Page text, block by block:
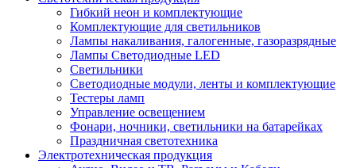
Гибкий неон и комплектующие
Комплектующие для светильников
Лампы накаливания, галогенные, газоразрядные
Лампы Светодиодные LED
Светильники
Светодиодные модули, ленты и комплектующие
Тестеры ламп
Управление освещением
Фонари, ночники, светильники на батарейках
Праздничная светотехника
Электротехническая продукция